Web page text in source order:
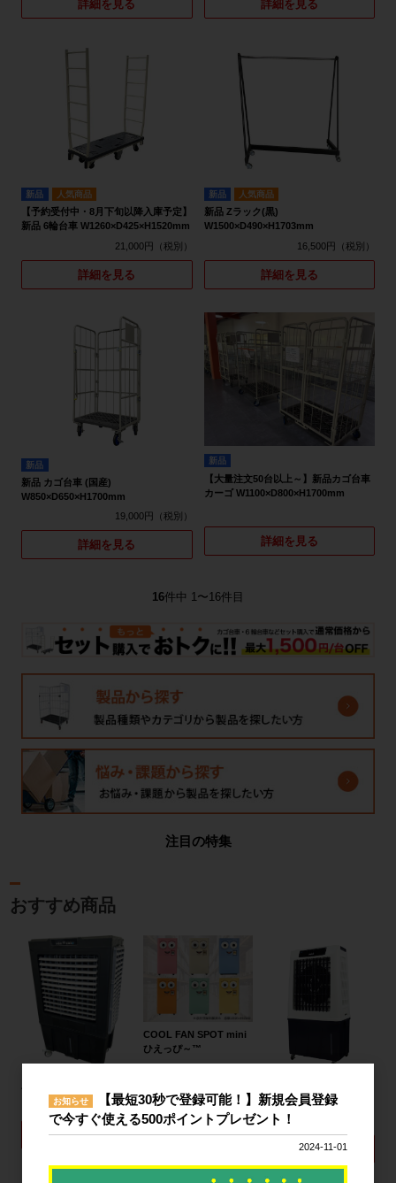
詳細を見る 詳細を見る
新品 人気商品
【予約受付中・8月下旬以降入庫予定】
新品 6輪台車 W1260×D425×H1520mm
21,000円
詳細を見る
新品 人気商品
新品 Zラック(黒)
W1500×D490×H1703mm
16,500円
詳細を見る
新品
新品 カゴ台車 (国産)
W850×D650×H1700mm
19,000円
詳細を見る
新品
【大量注文50台以上～】新品カゴ台車
カーゴ W1100×D800×H1700mm
詳細を見る
16件中 1〜16件目
注目の特集
おすすめ商品
173,000円
詳細を見る
COOL FAN SPOT mini
ひえっぴ～™
詳細を見る
冷風扇 80L
詳細を見る
お知らせ
【最短30秒で登録可能！】新規会員登録
で今すぐ使える500ポイントプレゼント！
2024-11-01